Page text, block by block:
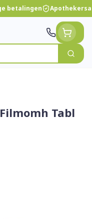
betalingen
Zoek
Tabl